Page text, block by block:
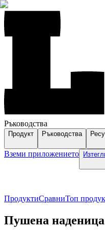
Ръководства
Продукт Ръководства
Вземи приложението
ПродуктиСравниТоп
Пушена наденица